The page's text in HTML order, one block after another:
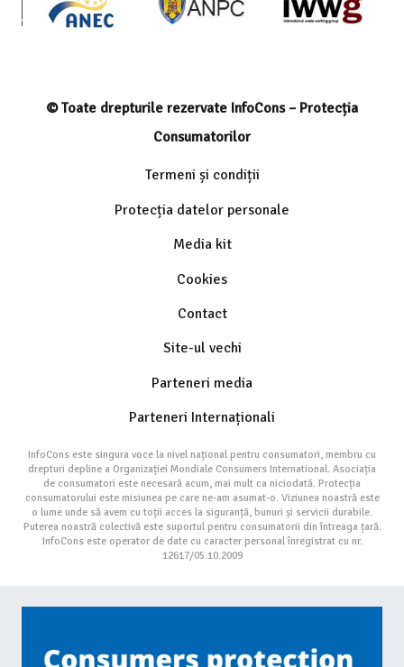
© Toate drepturile rezervate InfoCons – Protecția
Consumatorilor
Termeni și condiții
Protecția datelor personale
Media kit
Cookies
Contact
Site-ul vechi
Parteneri media
Parteneri Internaționali
InfoCons este singura voce la nivel național pentru consumatori, membru cu
drepturi depline a Organizației Mondiale Consumers International. Asociația
de consumatori este necesară acum, mai mult ca niciodată. Protecția
consumatorului este misiunea pe care ne-am asumat-o. Viziunea noastră este
o lume unde să avem cu toții acces la siguranță, bunuri și servicii durabile.
Puterea noastră colectivă este suportul pentru consumatorii din întreaga țară.
InfoCons este operator de date cu caracter personal înregistrat cu nr.
12617/05.10.2009